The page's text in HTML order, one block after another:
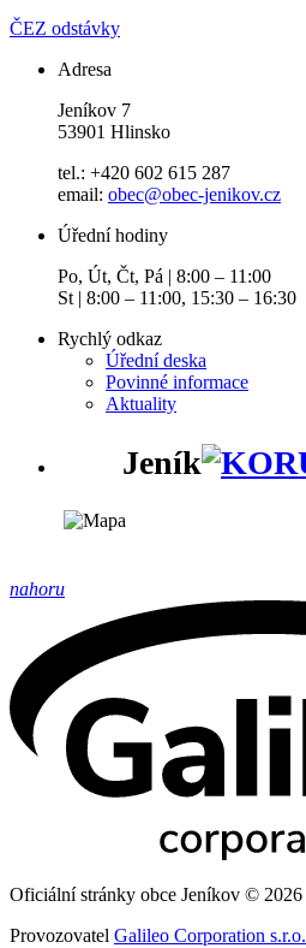
ČEZ odstávky
Adresa
Jeníkov 7
53901 Hlinsko
tel.: +420 602 615 287
email: obec@obec-jenikov.cz
Úřední hodiny
Po, Út, Čt, Pá | 8:00 – 11:00
St | 8:00 – 11:00, 15:30 – 16:30
Rychlý odkaz
Úřední deska
Povinné informace
Aktuality
Jeník
nahoru
Oficiální stránky obce Jeníkov © 2026
Provozovatel Galileo Corporation s.r.o.